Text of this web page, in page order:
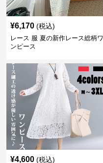
¥6,170 (税込)
レース 服 夏の新作レース総柄ワ
ンピース
¥4,600 (税込)